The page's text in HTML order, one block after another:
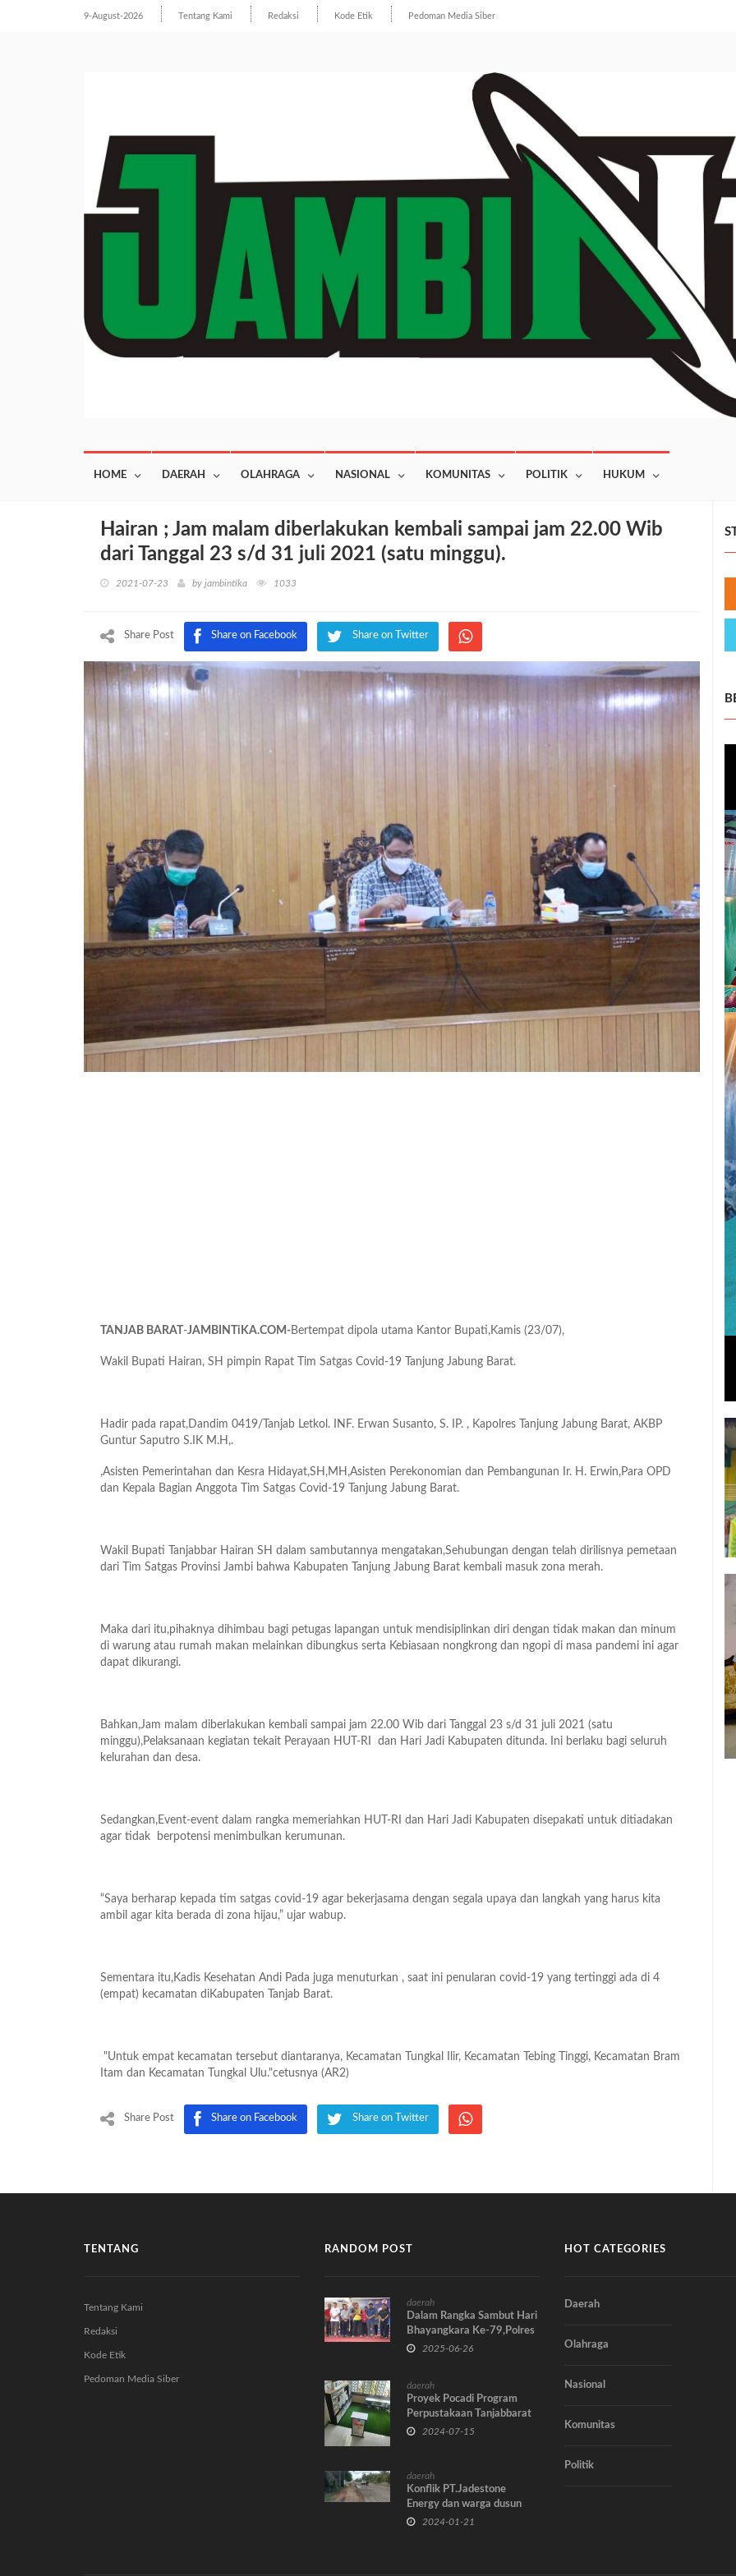
9-August-2026 Tentang Kami Redaksi Kode Etik Pedoman Media Siber
HOME DAERAH OLAHRAGA NASIONAL KOMUNITAS POLITIK HUKUM
Hairan ; Jam malam diberlakukan kembali sampai jam 22.00 Wib
dari Tanggal 23 s/d 31 juli 2021 (satu minggu).
2021-07-23 by jambintika 1033
Share Post Share on Facebook Share on Twitter
TANJAB BARAT -JAMBINTiKA.COM-Bertempat dipola utama Kantor Bupati,Kamis (23/07),
Wakil Bupati Hairan, SH pimpin Rapat Tim Satgas Covid-19 Tanjung Jabung Barat.
Hadir pada rapat,Dandim 0419/Tanjab Letkol. INF. Erwan Susanto, S. IP. , Kapolres Tanjung Jabung Barat, AKBP
Guntur Saputro S.IK M.H,.
,Asisten Pemerintahan dan Kesra Hidayat,SH,MH,Asisten Perekonomian dan Pembangunan Ir. H. Erwin,Para OPD
dan Kepala Bagian Anggota Tim Satgas Covid-19 Tanjung Jabung Barat.
Wakil Bupati Tanjabbar Hairan SH dalam sambutannya mengatakan,Sehubungan dengan telah dirilisnya pemetaan
dari Tim Satgas Provinsi Jambi bahwa Kabupaten Tanjung Jabung Barat kembali masuk zona merah.
Maka dari itu,pihaknya dihimbau bagi petugas lapangan untuk mendisiplinkan diri dengan tidak makan dan minum
di warung atau rumah makan melainkan dibungkus serta Kebiasaan nongkrong dan ngopi di masa pandemi ini agar
dapat dikurangi.
Bahkan,Jam malam diberlakukan kembali sampai jam 22.00 Wib dari Tanggal 23 s/d 31 juli 2021 (satu
minggu),Pelaksanaan kegiatan tekait Perayaan HUT-RI dan Hari Jadi Kabupaten ditunda. Ini berlaku bagi seluruh
kelurahan dan desa.
Sedangkan,Event-event dalam rangka memeriahkan HUT-RI dan Hari Jadi Kabupaten disepakati untuk ditiadakan
agar tidak berpotensi menimbulkan kerumunan.
“Saya berharap kepada tim satgas covid-19 agar bekerjasama dengan segala upaya dan langkah yang harus kita
ambil agar kita berada di zona hijau,” ujar wabup.
Sementara itu,Kadis Kesehatan Andi Pada juga menuturkan , saat ini penularan covid-19 yang tertinggi ada di 4
(empat) kecamatan diKabupaten Tanjab Barat.
"Untuk empat kecamatan tersebut diantaranya, Kecamatan Tungkal Ilir, Kecamatan Tebing Tinggi, Kecamatan Bram
Itam dan Kecamatan Tungkal Ulu."cetusnya (AR2)
Share Post Share on Facebook Share on Twitter
TENTANG
Tentang Kami
Redaksi
Kode Etik
Pedoman Media Siber
RANDOM POST
daerah
Dalam Rangka Sambut Hari
Bhayangkara Ke-79,Polres
Tanjab Barat Gelar
2025-06-26
daerah
Proyek Pocadi Program
Perpustakaan Tanjabbarat
"Tidak Berfungsi"
2024-07-15
daerah
Konflik PT.Jadestone
Energy dan warga dusun
bumi suci belum ada titik
2024-01-21
HOT CATEGORIES
Daerah
Olahraga
Nasional
Komunitas
Politik